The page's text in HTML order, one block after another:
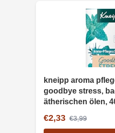
kneipp aroma
goodbye stress,
ätherischen ölen,
€2,33 €3,99